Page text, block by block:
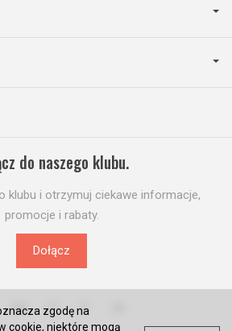
do naszego klubu.
klubu i otrzymuj ciekawe informacje,
promocje i rabaty.
Dołącz
zgodę na
cookie, niektóre mogą